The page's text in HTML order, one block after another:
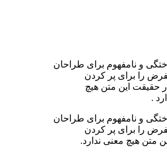
و نامفهوم برای طراحان
را برای پر کردن
حقیقت این متن هیچ
.
و نامفهوم برای طراحان
را برای پر کردن
متن هیچ معنی ندارد.